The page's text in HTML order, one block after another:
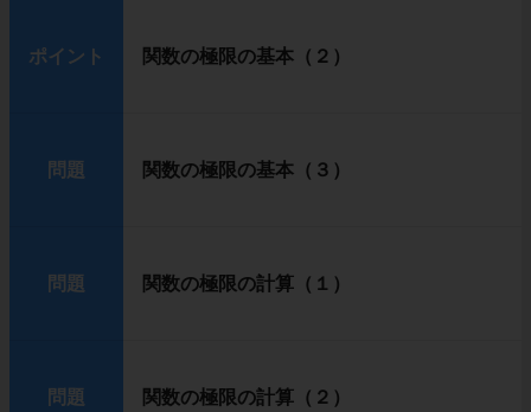
ポイント 関数の極限の基本（２）
問題 関数の極限の基本（３）
問題 関数の極限の計算（１）
問題 関数の極限の計算（２）